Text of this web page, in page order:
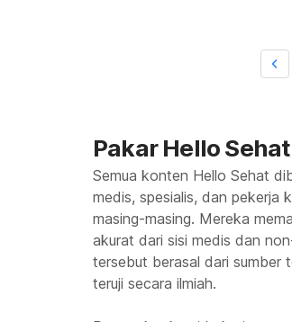
Pakar Hello Sehat
Semua konten Hello Sehat
medis, spesialis, dan pekerja
masing-masing. Mereka
akurat dari sisi medis dan
tersebut berasal dari sumber
teruji secara ilmiah.